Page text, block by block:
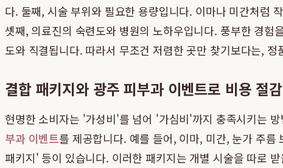
다. 둘째, 시술 부위와 필요한 용량입니다. 이마나 미간처럼
셋째, 의료진의 숙련도와 병원의 노하우입니다. 풍부한 경
도와 직결됩니다. 따라서 무조건 저렴한 곳만 찾기보다는,
결합 패키지와 광주 피부과 이벤트로 비용 절
현명한 소비자는 '가성비'를 넘어 '가심비'까지 충족시키는
부과 이벤트를 제공합니다. 예를 들어, 이마, 미간, 눈가 주
패키지' 등이 있습니다. 이러한 패키지는 개별 시술을 따로